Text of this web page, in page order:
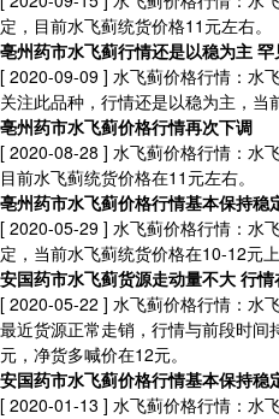
定，目前水飞蓟统货价格11元左右。
亳州药市水飞蓟行情还是以稳为主
[ 2020-09-09 ] 水飞蓟价格行情：水
关注此品种，行情还是以稳为主，当
亳州药市水飞蓟价格行情再次下调
[ 2020-08-28 ] 水飞蓟价格行情：水
目前水飞蓟统货价格在11元左右。
亳州药市水飞蓟价格行情基本保持稳
[ 2020-05-29 ] 水飞蓟价格行情：水
定，当前水飞蓟统货价格在10-12元上
安国药市水飞蓟货源走动量不大 行情
[ 2020-05-22 ] 水飞蓟价格行情：水
最近货源正常走销，行情与前段时间
元，净货多喊价在12元。
安国药市水飞蓟价格行情基本保持稳
[ 2020-01-13 ] 水飞蓟价格行情：水